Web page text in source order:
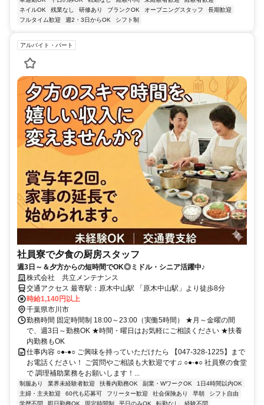
ネイルOK
残業なし 研修あり ブランクOK オープニングスタッフ
長期歓迎
フルタイム歓迎
週2・3日からOK シフト制
アルバイト・パート
社員寮で夕食の厨房スタッフ
週3日～＆夕方からの短時間でOK◎ミドル・シニア活躍中♪
株式会社 共立メンテナンス
交通アクセス 最寄駅：原木中山駅 「原木中山駅」より徒歩8分
時給1,140円以上
千葉県市川市
勤務時間 固定時間制 18:00～23:00（実働5時間） ★月～金曜の間
で、週3日～勤務OK ★時間・曜日はお気軽にご相談ください ★扶養
内勤務もOK
仕事内容 ○●-●○ ご興味を持っていただけたら 【047-328-1225】まで
お電話ください！ ご質問やご相談も大歓迎です♫ ○●-●○ 社員寮の食堂
で 調理補助業務をお願いします！...
制服あり 業界未経験者歓迎 扶養内勤務OK 副業・WワークOK
1日4時間以内OK
主婦・主夫歓迎
60代も応募可 フリーター歓迎 社会保険あり 早朝
シフト自由